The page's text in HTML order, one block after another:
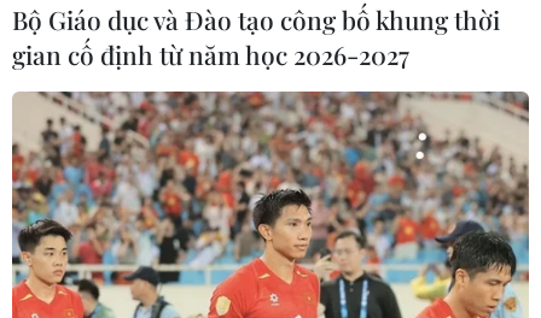
#Thiết bị y tế
#Rắn hổ mang cắn
#Sơ cứu khi bị rắn cắn
#Bệnh viện Bạch Mai
#Đắp thuốc nam
#Bộ Y tế
#Tin tức
Bộ Giáo dục và Đào tạo công bố khung thời
gian cố định từ năm học 2026-2027